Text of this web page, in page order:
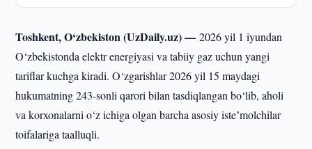
Toshkent, O‘zbekiston (UzDaily.uz) —2026 yil 1 iyundan
O‘zbekistonda elektr energiyasi va tabiiy gaz uchun yangi
tariflar kuchga kiradi. O‘zgarishlar 2026 yil 15 maydagi
hukumatning 243-sonli qarori bilan tasdiqlangan bo‘lib, aholi
va korxonalarni o‘z ichiga olgan barcha asosiy isteʼmolchilar
toifalariga taalluqli.